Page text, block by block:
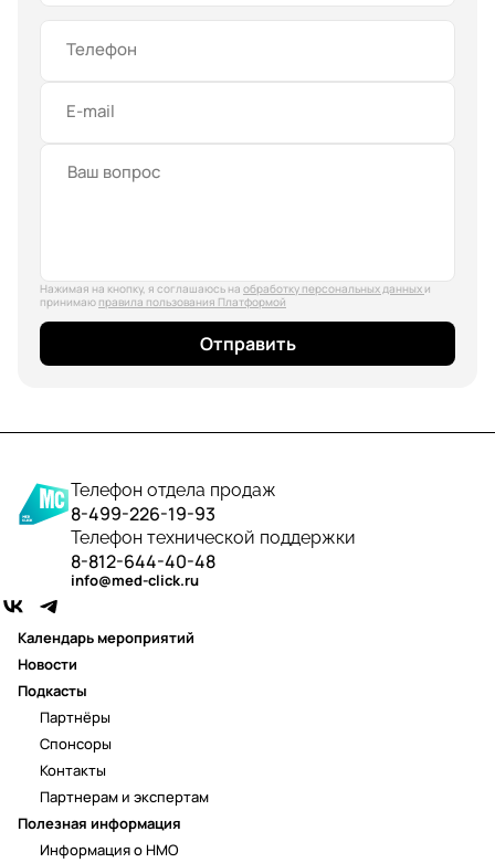
Телефон
E-mail
Нажимая на кнопку, я соглашаюсь на обработку персональных данных и
принимаю правила пользования Платформой
Отправить
Телефон отдела продаж
8-499-226-19-93
Телефон технической поддержки
8-812-644-40-48
info@med-click.ru
Календарь мероприятий
Новости
Подкасты
Полезная информация
Информация о НМО
Партнёры
Спонсоры
Контакты
Партнерам и экспертам